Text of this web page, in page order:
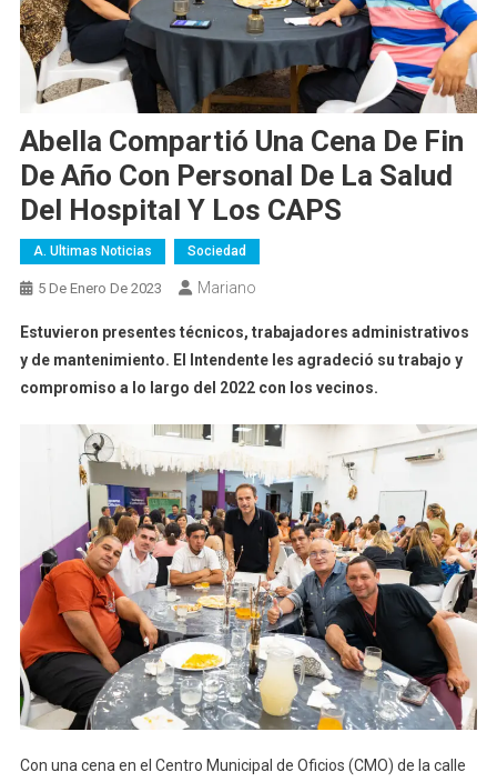
Abella Compartió Una Cena De Fin
De Año Con Personal De La Salud
Del Hospital Y Los CAPS
A. Ultimas Noticias Sociedad
5 De Enero De 2023 Mariano
Estuvieron presentes técnicos, trabajadores administrativos
y de mantenimiento. El Intendente les agradeció su trabajo y
compromiso a lo largo del 2022 con los vecinos.
Con una cena en el Centro Municipal de Oficios (CMO) de la calle